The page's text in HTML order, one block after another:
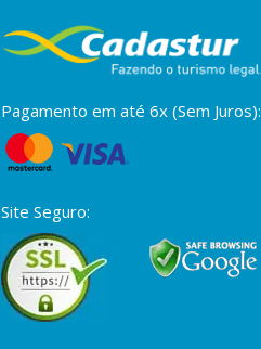
Pagamento em até 6x (Sem Juros):
Site Seguro: